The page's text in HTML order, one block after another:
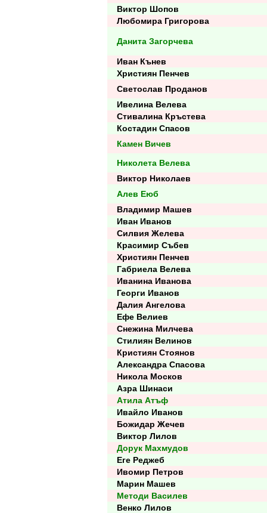
Виктор Шопов
Любомира Григорова
Данита Загорчева
Иван Кънев
Християн Пенчев
Светослав Проданов
Ивелина Велева
Стивалина Кръстева
Костадин Спасов
Камен Вичев
Николета Велева
Виктор Николаев
Алев Еюб
Владимир Машев
Иван Иванов
Силвия Желева
Красимир Събев
Християн Пенчев
Габриела Велева
Иванина Иванова
Георги Иванов
Далия Ангелова
Ефе Велиев
Снежина Милчева
Стилиян Велинов
Кристиян Стоянов
Александра Спасова
Никола Москов
Азра Шинаси
Атила Атъф
Ивайло Иванов
Божидар Жечев
Виктор Лилов
Дорук Махмудов
Еге Реджеб
Ивомир Петров
Марин Машев
Методи Василев
Венко Лилов